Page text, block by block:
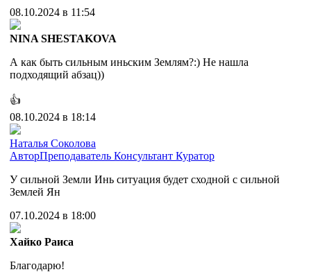
08.10.2024 в 11:54
NINA SHESTAKOVA
А как быть сильным иньским Землям?:) Не нашла
подходящий абзац))
👍
08.10.2024 в 18:14
Наталья Соколова
АвторПреподаватель Консультант Куратор
У сильной Земли Инь ситуация будет сходной с сильной
Землей Ян
07.10.2024 в 18:00
Хайко Раиса
Благодарю!